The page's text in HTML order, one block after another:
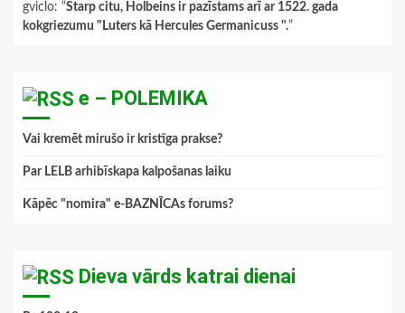
gviclo: “Starp citu, Holbeins ir pazīstams arī ar 1522. gada
kokgriezumu "Luters kā Hercules Germanicuss ".”
e – POLEMIKA
Vai kremēt mirušo ir kristīga prakse?
Par LELB arhibīskapa kalpošanas laiku
Kāpēc "nomira" e-BAZNĪCAs forums?
Dieva vārds katrai dienai